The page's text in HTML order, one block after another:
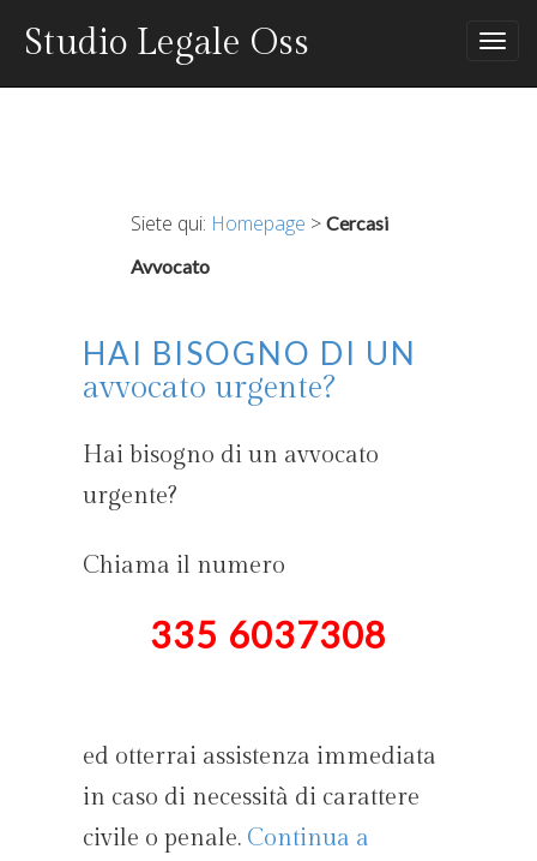
Studio Legale Oss
Siete qui: Homepage > Cercasi
Avvocato
Hai bisogno di un
avvocato urgente?
Hai bisogno di un avvocato
urgente?
Chiama il numero
335 6037308
ed otterrai assistenza immediata
in caso di necessità di carattere
civile o penale. Continua a